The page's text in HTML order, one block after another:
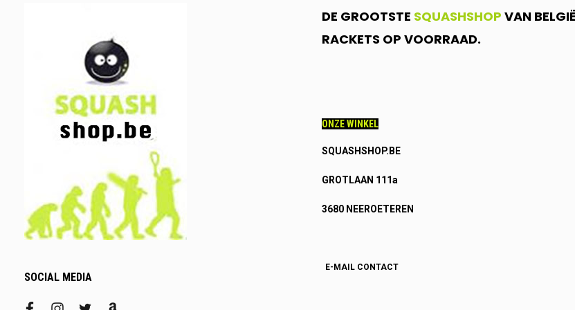
SOCIAL MEDIA
DE GROOTSTE SQUASHSHOP VAN
RACKETS OP VOORRAAD.
ONZE WINKEL
SQUASHSHOP.BE
GROTLAAN 111a
3680 NEEROETEREN
E-MAIL CONTACT